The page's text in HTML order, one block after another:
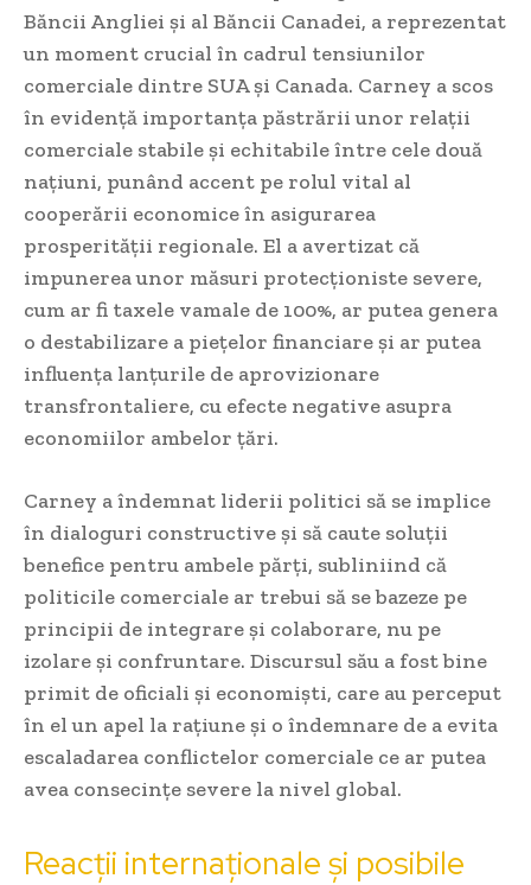
Băncii Angliei și al Băncii Canadei, a reprezentat
un moment crucial în cadrul tensiunilor
comerciale dintre SUA și Canada. Carney a scos
în evidență importanța păstrării unor relații
comerciale stabile și echitabile între cele două
națiuni, punând accent pe rolul vital al
cooperării economice în asigurarea
prosperității regionale. El a avertizat că
impunerea unor măsuri protecționiste severe,
cum ar fi taxele vamale de 100%, ar putea genera
o destabilizare a piețelor financiare și ar putea
influența lanțurile de aprovizionare
transfrontaliere, cu efecte negative asupra
economiilor ambelor țări.
Carney a îndemnat liderii politici să se implice
în dialoguri constructive și să caute soluții
benefice pentru ambele părți, subliniind că
politicile comerciale ar trebui să se bazeze pe
principii de integrare și colaborare, nu pe
izolare și confruntare. Discursul său a fost bine
primit de oficiali și economiști, care au perceput
în el un apel la rațiune și o îndemnare de a evita
escaladarea conflictelor comerciale ce ar putea
avea consecințe severe la nivel global.
Reacții internaționale și posibile